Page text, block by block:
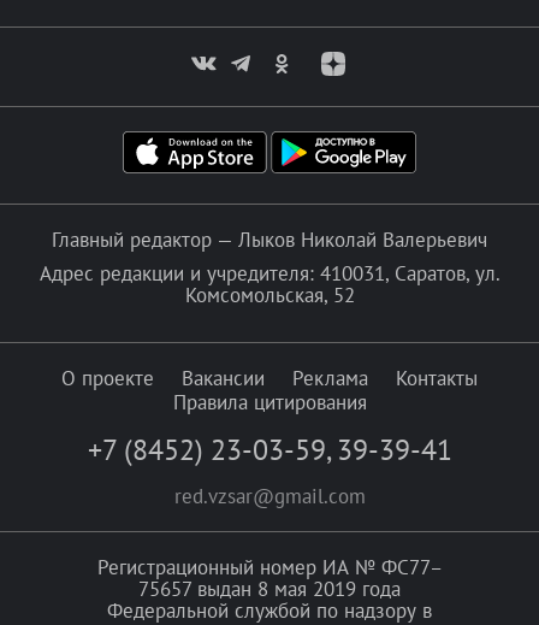
Главный редактор — Лыков Николай Валерьевич
Адрес редакции и учредителя: 410031, Саратов, ул.
Комсомольская, 52
О проекте Вакансии Реклама
Контакты
Правила цитирования
+7 (8452) 23-03-59, 39-39-41
red.vzsar@gmail.com
Регистрационный номер ИА № ФС77–
75657 выдан 8 мая 2019 года
Федеральной службой по надзору в